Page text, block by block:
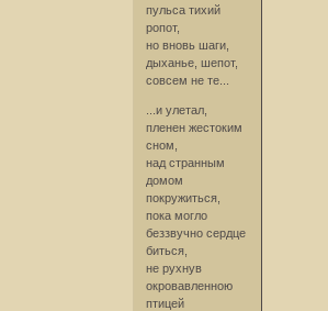
пульса тихий
ропот,
но вновь шаги,
дыханье, шепот,
совсем не те...
...и улетал,
пленен жестоким
сном,
над странным
домом
покружиться,
пока могло
беззвучно сердце
биться,
не рухнув
окровавленною
птицей